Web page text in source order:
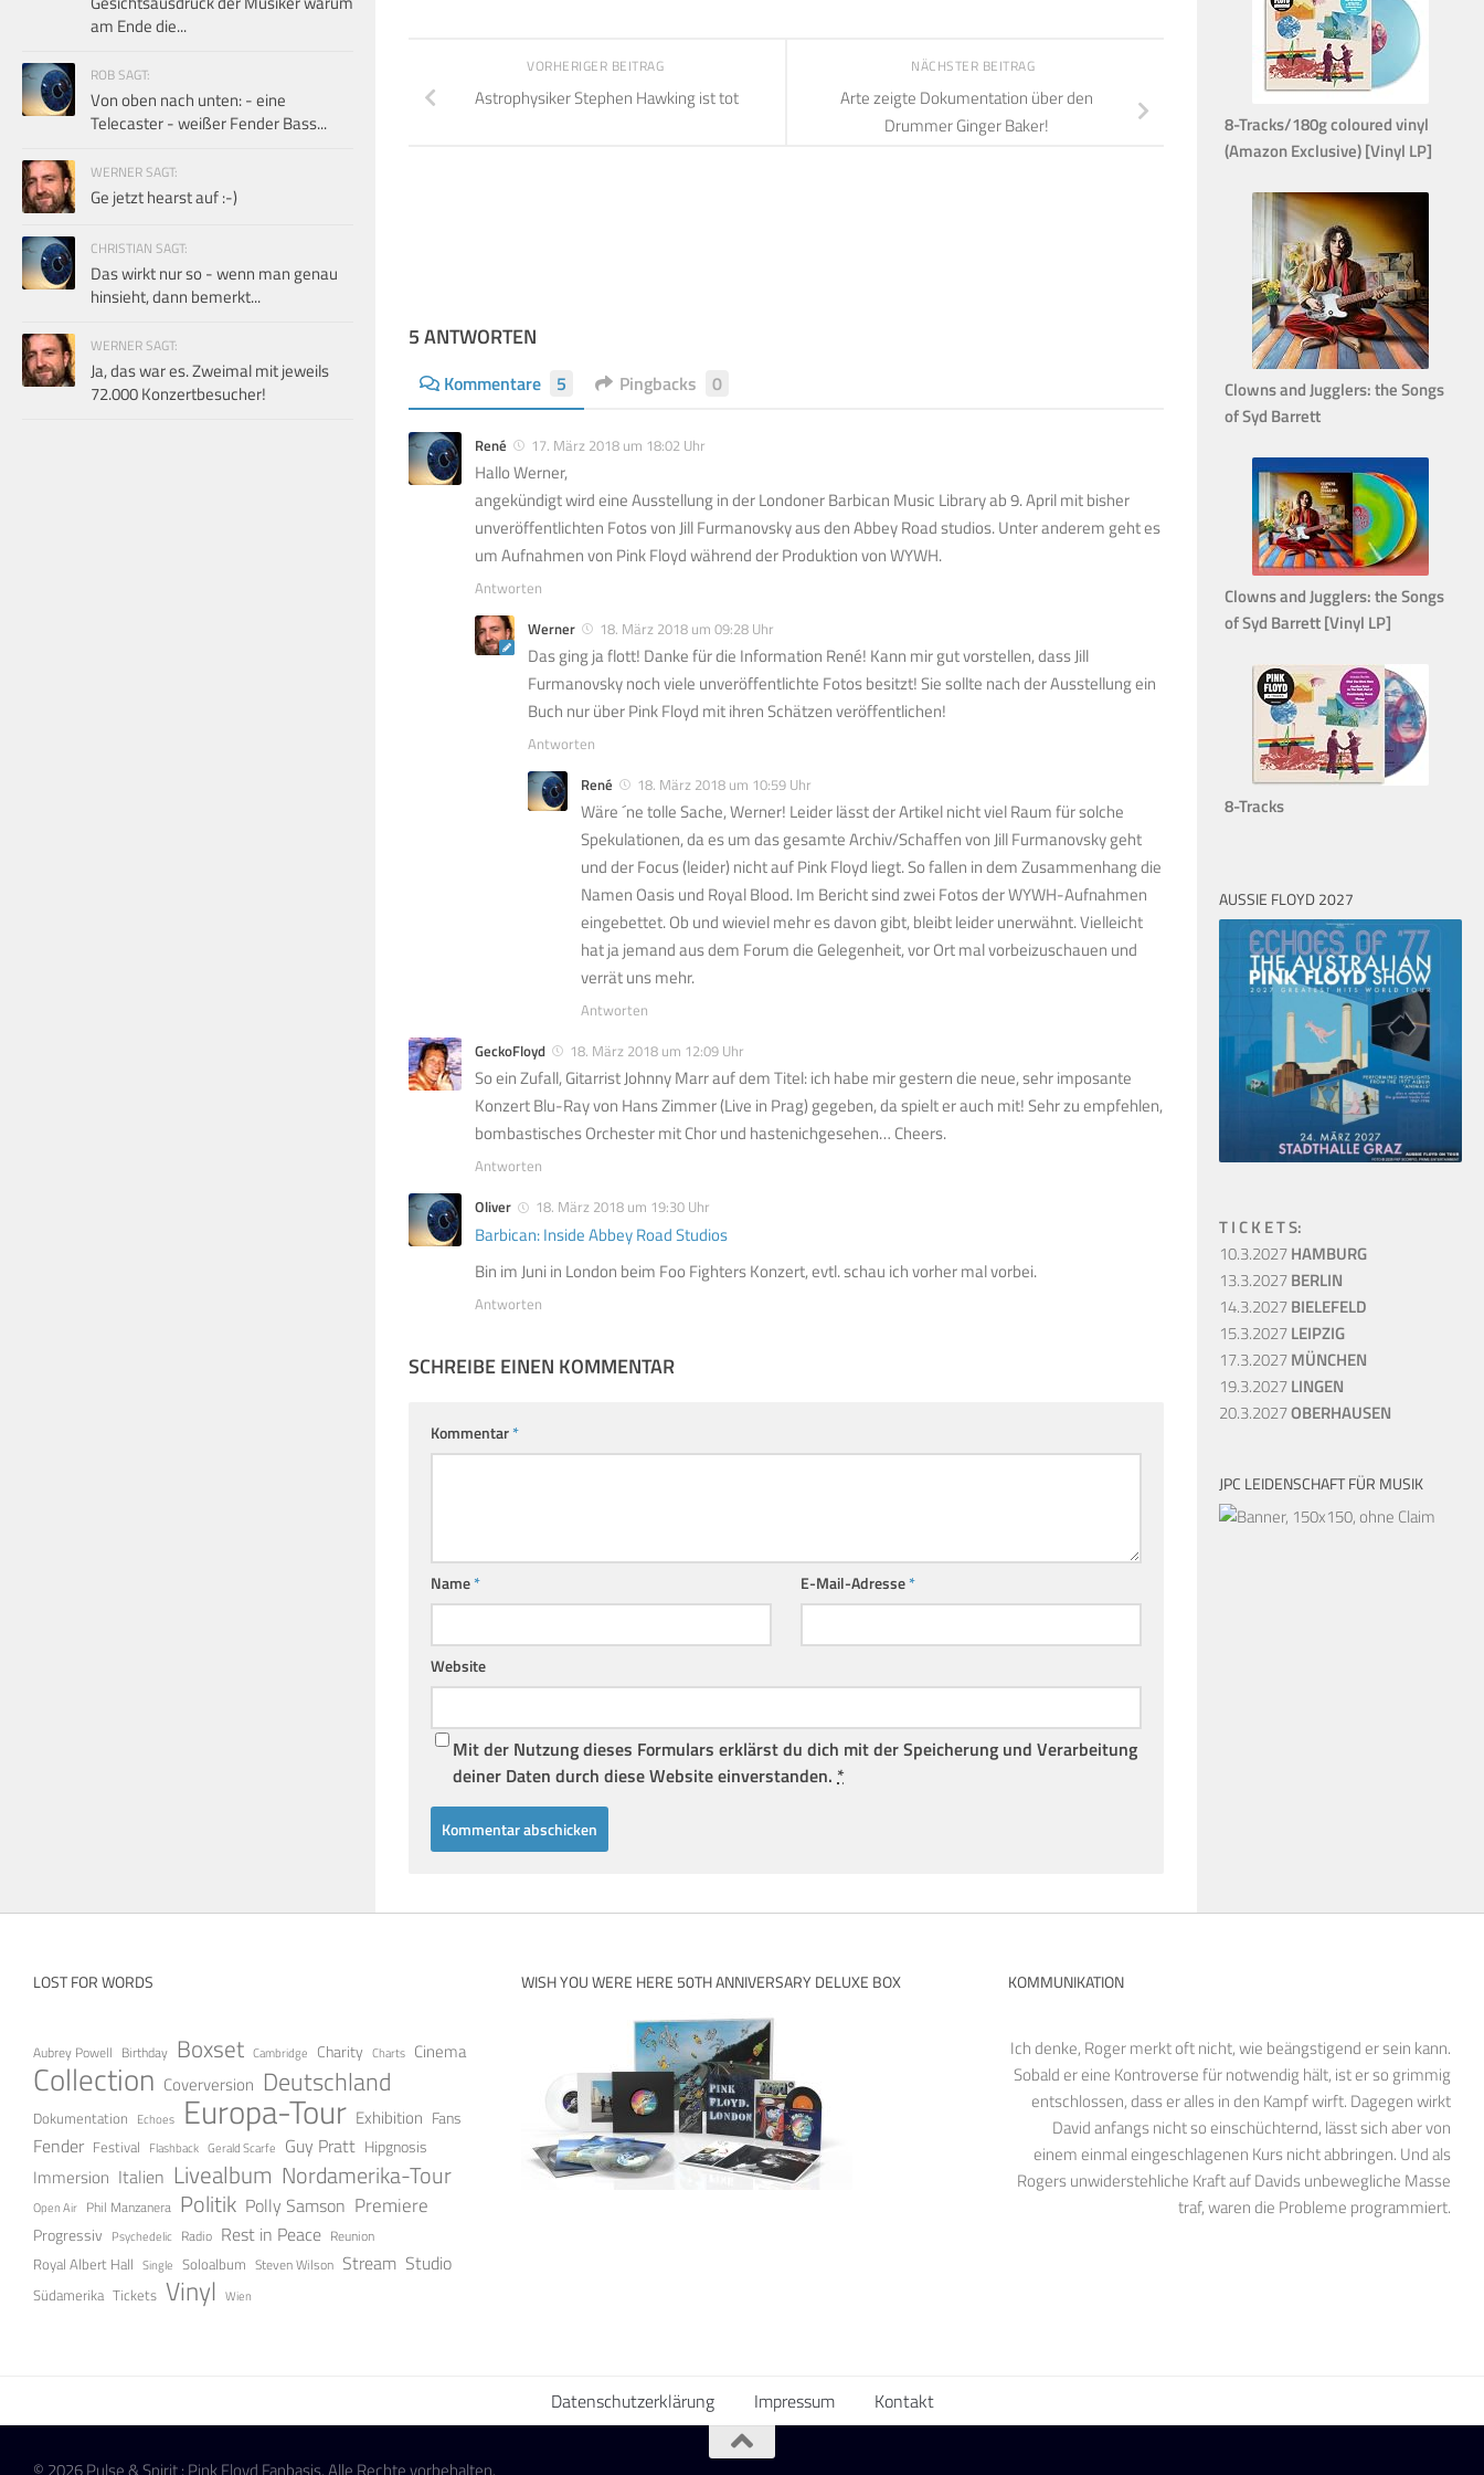
NÄCHSTER BEITRAG
Arte zeigte Dokumentation über den
Drummer Ginger Baker!
VORHERIGER BEITRAG
Astrophysiker Stephen Hawking ist tot
5 ANTWORTEN
Kommentare 5 Pingbacks 0
René 17. März 2018 um 18:02 Uhr
Hallo Werner,
angekündigt wird eine Ausstellung in der Londoner Barbican Music Library ab 9. April mit bisher
unveröffentlichten Fotos von Jill Furmanovsky aus den Abbey Road studios. Unter anderem geht es
um Aufnahmen von Pink Floyd während der Produktion von WYWH.
Antworten
Werner
18. März 2018 um 09:28 Uhr
Das ging ja flott! Danke für die Information René! Kann mir gut vorstellen, dass Jill
Furmanovsky noch viele unveröffentlichte Fotos besitzt! Sie sollte nach der Ausstellung ein
Buch nur über Pink Floyd mit ihren Schätzen veröffentlichen!
Antworten
René
18. März 2018 um 10:59 Uhr
Wäre ´ne tolle Sache, Werner! Leider lässt der Artikel nicht viel Raum für solche
Spekulationen, da es um das gesamte Archiv/Schaffen von Jill Furmanovsky geht
und der Focus (leider) nicht auf Pink Floyd liegt. So fallen in dem Zusammenhang die
Namen Oasis und Royal Blood. Im Bericht sind zwei Fotos der WYWH-Aufnahmen
eingebettet. Ob und wieviel mehr es davon gibt, bleibt leider unerwähnt. Vielleicht
hat ja jemand aus dem Forum die Gelegenheit, vor Ort mal vorbeizuschauen und
verrät uns mehr.
Antworten
GeckoFloyd
18. März 2018 um 12:09 Uhr
So ein Zufall, Gitarrist Johnny Marr auf dem Titel: ich habe mir gestern die neue, sehr imposante
Konzert Blu-Ray von Hans Zimmer (Live in Prag) gegeben, da spielt er auch mit! Sehr zu empfehlen,
bombastisches Orchester mit Chor und hastenichgesehen… Cheers.
Antworten
Oliver
18. März 2018 um 19:30 Uhr
Barbican: Inside Abbey Road Studios
Bin im Juni in London beim Foo Fighters Konzert, evtl. schau ich vorher mal vorbei.
Antworten
SCHREIBE EINEN KOMMENTAR
Kommentar*
Name* E-Mail-Adresse*
Website
Mit der Nutzung dieses Formulars erklärst du dich mit der Speicherung und Verarbeitung
deiner Daten durch diese Website einverstanden. *
am Ende die...
ROB SAGT:
Von oben nach unten: - eine
Telecaster - weißer Fender Bass...
WERNER SAGT:
Ge jetzt hearst auf :-)
CHRISTIAN SAGT:
Das wirkt nur so - wenn man genau
hinsieht, dann bemerkt...
WERNER SAGT:
Ja, das war es. Zweimal mit jeweils
72.000 Konzertbesucher!
8-Tracks/180g coloured vinyl
(Amazon Exclusive) [Vinyl LP]
Clowns and Jugglers: the Songs
of Syd Barrett
Clowns and Jugglers: the Songs
of Syd Barrett [Vinyl LP]
8-Tracks
AUSSIE FLOYD 2027
T I C K E T S:
10.3.2027HAMBURG
13.3.2027BERLIN
14.3.2027BIELEFELD
15.3.2027LEIPZIG
17.3.2027MÜNCHEN
19.3.2027LINGEN
20.3.2027OBERHAUSEN
JPC LEIDENSCHAFT FÜR MUSIK
LOST FOR WORDS
Aubrey Powell Birthday Boxset Cambridge Charity Charts Cinema
Collection Coverversion Deutschland
Dokumentation Echoes Europa-Tour Exhibition Fans
Fender Festival Flashback Gerald Scarfe Guy Pratt Hipgnosis
Immersion Italien Livealbum Nordamerika-Tour
Open Air Phil Manzanera Politik Polly Samson Premiere
Progressiv Psychedelic Radio Rest in Peace Reunion
Royal Albert Hall Single Soloalbum Steven Wilson Stream Studio
Südamerika Tickets Vinyl Wien
WISH YOU WERE HERE 50TH ANNIVERSARY DELUXE BOX KOMMUNIKATION
Ich denke, Roger merkt oft nicht, wie beängstigend er sein kann.
Sobald er eine Kontroverse für notwendig hält, ist er so grimmig
entschlossen, dass er alles in den Kampf wirft. Dagegen wirkt
David anfangs nicht so einschüchternd, lässt sich aber von
einem einmal eingeschlagenen Kurs nicht abbringen. Und als
Rogers unwiderstehliche Kraft auf Davids unbewegliche Masse
traf, waren die Probleme programmiert.
Datenschutzerklärung Impressum Kontakt
© 2026 Pulse & Spirit : Pink Floyd Fanbasis. Alle Rechte vorbehalten.